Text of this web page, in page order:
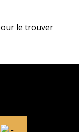
le trouver